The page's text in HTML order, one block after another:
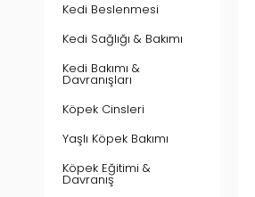
Kedi Beslenmesi
Kedi Sağlığı & Bakımı
Kedi Bakımı &
Davranışları
Köpek Cinsleri
Yaşlı Köpek Bakımı
Köpek Eğitimi &
Davranış